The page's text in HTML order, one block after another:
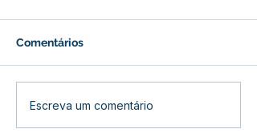
Prefeitura inicia
revitalização da Praça
Comentários
Escreva um comentário